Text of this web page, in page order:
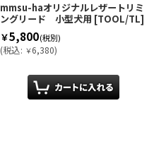
mmsu-haオリジナルレザートリミ
ングリード 小型犬用 [TOOL/TL]
￥5,800(税別)
(税込: ￥6,380)